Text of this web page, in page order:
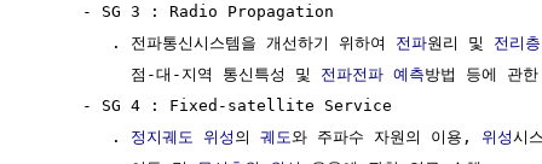
     - SG 3 : Radio Propagation
        . 전파통신시스템을 개선하기 위하여
전파원리 및 전리층
          점-대-지역 통신특성 및
전파전파 예측방법 등에 관
     - SG 4 : Fixed-satellite Service
        .
정지궤도 위성 의 궤도와 주파수 자원의 이용, 위성시